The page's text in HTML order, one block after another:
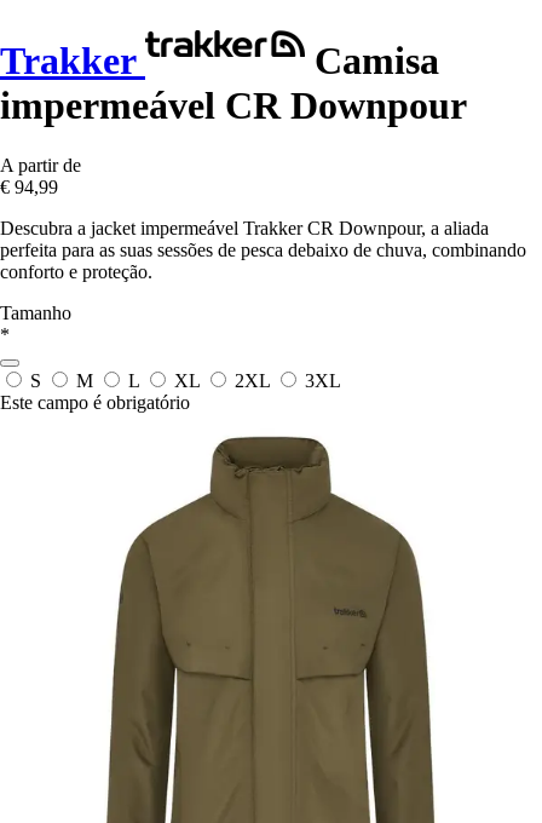
Trakker
Camisa
impermeável CR Downpour
A partir de
€ 94,99
Descubra a jacket impermeável Trakker CR Downpour, a aliada
perfeita para as suas sessões de pesca debaixo de chuva, combinando
conforto e proteção.
Tamanho
*
S M L XL 2XL
3XL
Este campo é obrigatório